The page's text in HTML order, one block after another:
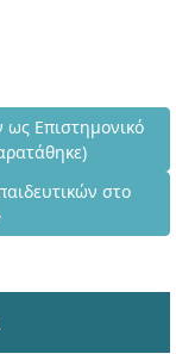
Εκπαιδευτικών
Επιστημονικό
στο